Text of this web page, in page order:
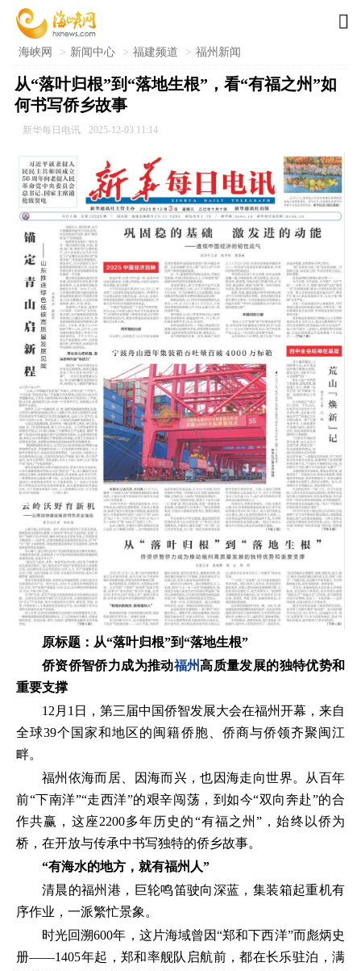

海峡网 > 新闻中心 > 福建频道 > 福州新闻
从“落叶归根”到“落地生根”，看“有福之州”如
何书写侨乡故事
新华每日电讯 2025-12-03 11:14
原标题：从“落叶归根”到“落地生根”
侨资侨智侨力成为推动福州高质量发展的独特优势和
重要支撑
12月1日，第三届中国侨智发展大会在福州开幕，来自
全球39个国家和地区的闽籍侨胞、侨商与侨领齐聚闽江
畔。
福州依海而居、因海而兴，也因海走向世界。从百年
前“下南洋”“走西洋”的艰辛闯荡，到如今“双向奔赴”的合
作共赢，这座2200多年历史的“有福之州”，始终以侨为
桥，在开放与传承中书写独特的侨乡故事。
“有海水的地方，就有福州人”
清晨的福州港，巨轮鸣笛驶向深蓝，集装箱起重机有
序作业，一派繁忙景象。
时光回溯600年，这片海域曾因“郑和下西洋”而彪炳史
册——1405年起，郑和率舰队启航前，都在长乐驻泊，满